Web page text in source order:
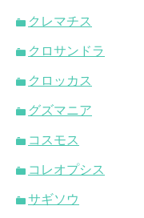
クレマチス
クロサンドラ
クロッカス
グズマニア
コスモス
コレオプシス
サギソウ